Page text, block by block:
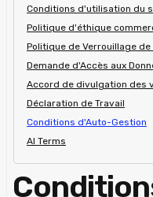
Conditions d'utilisation du
Politique d'éthique
Politique de Verrouillage de
Demande d'Accès aux
Accord de divulgation des
Déclaration de Travail
Conditions d'Auto-Gestion
AI Terms